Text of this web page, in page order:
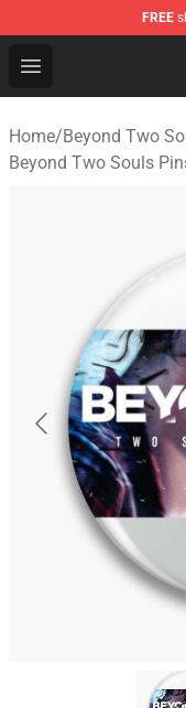
FREE
Open menu
Beyond Two
Home/Beyond Two
Beyond Two Souls